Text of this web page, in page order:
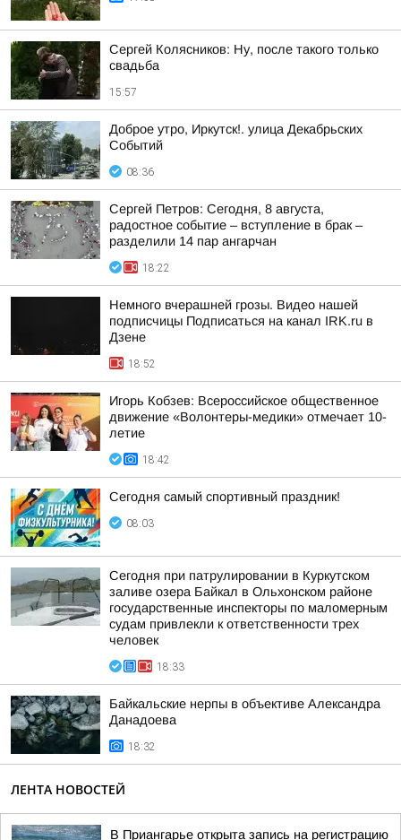
Сергей Колясников: Ну, после такого только
свадьба
15:57
Доброе утро, Иркутск!. улица Декабрьских
Событий
08:36
Сергей Петров: Сегодня, 8 августа,
радостное событие – вступление в брак –
разделили 14 пар ангарчан
18:22
Немного вчерашней грозы. Видео нашей
подписчицы Подписаться на канал IRK.ru в
Дзене
18:52
Игорь Кобзев: Всероссийское общественное
движение «Волонтеры-медики» отмечает 10-
летие
18:42
Сегодня самый спортивный праздник!
08:03
Сегодня при патрулировании в Куркутском
заливе озера Байкал в Ольхонском районе
государственные инспекторы по маломерным
судам привлекли к ответственности трех
человек
18:33
Байкальские нерпы в объективе Александра
Данадоева
18:32
ЛЕНТА НОВОСТЕЙ
В Приангарье открыта запись на регистрацию